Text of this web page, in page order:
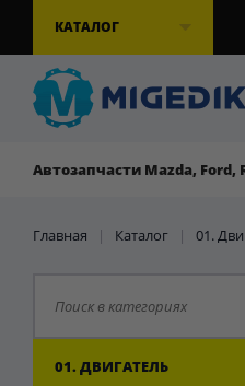
КАТАЛОГ
Автозапчасти Mazda, Ford,
Главная | Каталог | 01.
01. ДВИГАТЕЛЬ